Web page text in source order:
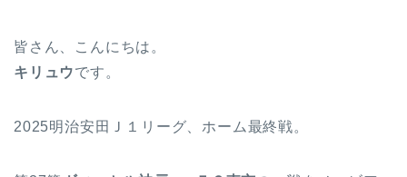
皆さん、こんにちは。
キリュウです。
2025明治安田Ｊ１リーグ、ホーム最終戦。